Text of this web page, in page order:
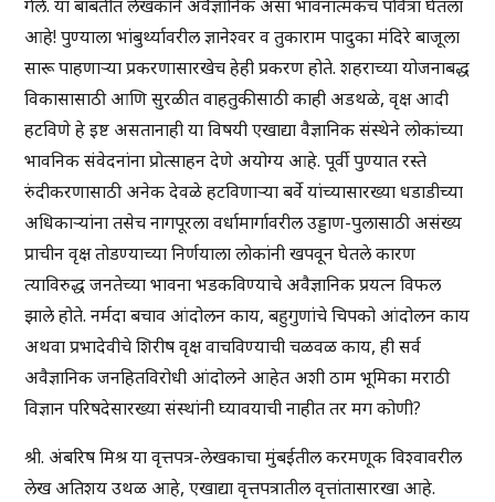
गेले. या बाबतीत लेखकाने अवैज्ञानिक असा भावनात्मकच पवित्रा घेतला
आहे! पुण्याला भांबुर्थ्यावरील ज्ञानेश्वर व तुकाराम पादुका मंदिरे बाजूला
सारू पाहणाऱ्या प्रकरणासारखेच हेही प्रकरण होते. शहराच्या योजनाबद्ध
विकासासाठी आणि सुरळीत वाहतुकीसाठी काही अडथळे, वृक्ष आदी
हटविणे हे इष्ट असतानाही या विषयी एखाद्या वैज्ञानिक संस्थेने लोकांच्या
भावनिक संवेदनांना प्रोत्साहन देणे अयोग्य आहे. पूर्वी पुण्यात रस्ते
रुंदीकरणासाठी अनेक देवळे हटविणाऱ्या बर्वे यांच्यासारख्या धडाडीच्या
अधिकाऱ्यांना तसेच नागपूरला वर्धामार्गावरील उड्डाण-पुलासाठी असंख्य
प्राचीन वृक्ष तोडण्याच्या निर्णयाला लोकांनी खपवून घेतले कारण
त्याविरुद्ध जनतेच्या भावना भडकविण्याचे अवैज्ञानिक प्रयत्न विफल
झाले होते. नर्मदा बचाव आंदोलन काय, बहुगुणांचे चिपको आंदोलन काय
अथवा प्रभादेवीचे शिरीष वृक्ष वाचविण्याची चळवळ काय, ही सर्व
अवैज्ञानिक जनहितविरोधी आंदोलने आहेत अशी ठाम भूमिका मराठी
विज्ञान परिषदेसारख्या संस्थांनी घ्यावयाची नाहीत तर मग कोणी?
श्री. अंबरिष मिश्र या वृत्तपत्र-लेखकाचा मुंबईतील करमणूक विश्वावरील
लेख अतिशय उथळ आहे, एखाद्या वृत्तपत्रातील वृत्तांतासारखा आहे.